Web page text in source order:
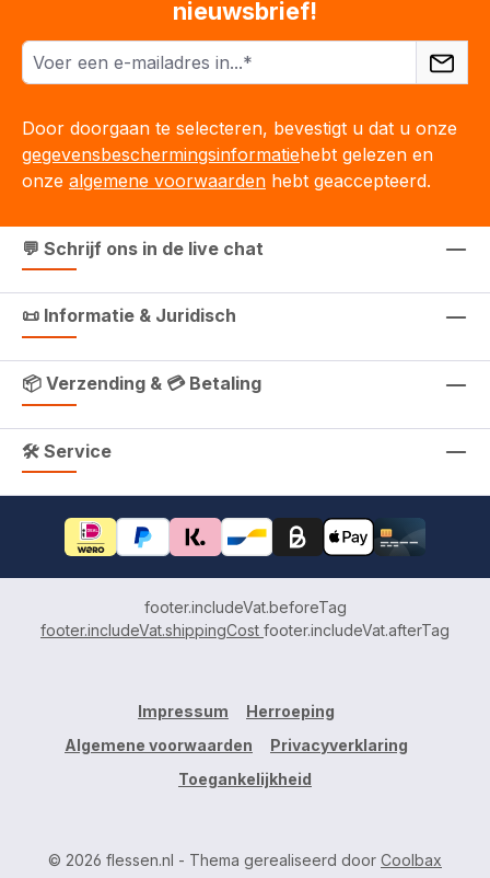
nieuwsbrief!
Door doorgaan te selecteren, bevestigt u dat u onze
gegevensbeschermingsinformatiehebt gelezen en
onze algemene voorwaarden hebt geaccepteerd.
💬 Schrijf ons in de live chat
📜 Informatie & Juridisch
📦 Verzending & 💳 Betaling
🛠 Service
footer.includeVat.beforeTag
footer.includeVat.shippingCost footer.includeVat.afterTag
Impressum
Herroeping
Algemene voorwaarden
Privacyverklaring
Toegankelijkheid
© 2026 flessen.nl - Thema gerealiseerd door Coolbax